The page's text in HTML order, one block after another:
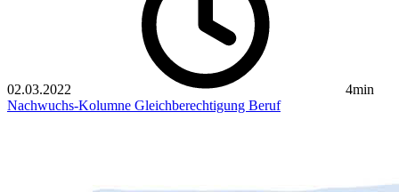
02.03.2022
4min
Nachwuchs-Kolumne Gleichberechtigung Beruf